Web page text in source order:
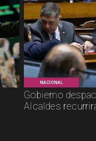
NACIONAL
Gobierno
Alcaldes